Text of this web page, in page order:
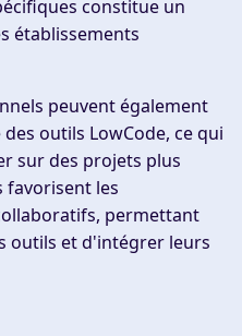
constitue un
établissements
peuvent également
outils LowCode, ce qui
sur des projets plus
favorisent les
permettant
outils et d'intégrer leurs